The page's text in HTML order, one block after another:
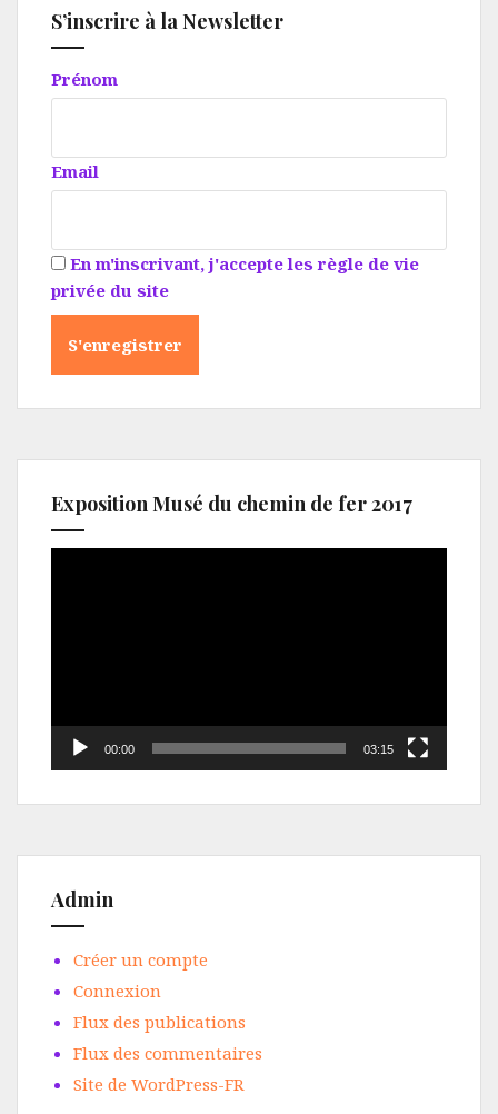
S’inscrire à la Newsletter
Prénom
Email
En m'inscrivant, j'accepte les règle de vie
privée du site
Exposition Musé du chemin de fer 2017
00:00 03:15
Admin
Créer un compte
Connexion
Flux des publications
Flux des commentaires
Site de WordPress-FR